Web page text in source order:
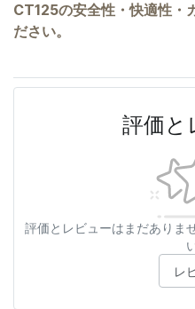
CT125の安全性・快適性・
ださい。
評価と
評価とレビューはまだありま
レ